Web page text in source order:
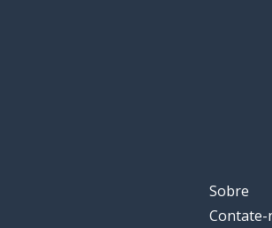
Sobre
Contate-